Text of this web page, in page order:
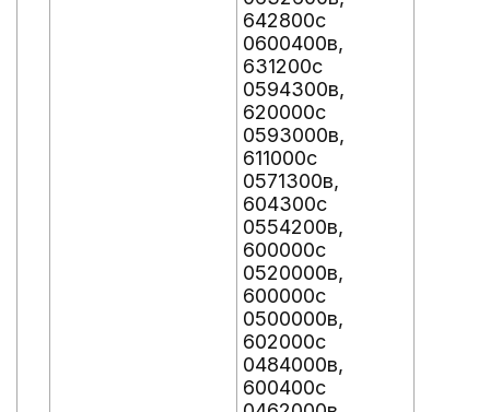
642800с
0600400в,
631200с
0594300в,
620000с
0593000в,
611000с
0571300в,
604300с
0554200в,
600000с
0520000в,
600000с
0500000в,
602000с
0484000в,
600400с